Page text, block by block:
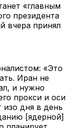
«главным
президента
вчера принял
«Это
Иран не
и нужно
прокси и оси
изо дня в день
[ядерной]